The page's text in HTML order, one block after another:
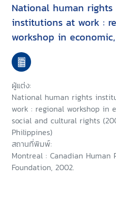
National human rights
institutions at work :
workshop in
and cultural rights,
Philippines, November 5-
2000
ผู้แต่ง:
National human rights
work : regional workshop in
social and cultural rights
Philippines)
สถานที่พิมพ์:
Montreal : Canadian Human
Foundation, 2002.